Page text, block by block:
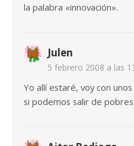
la palabra «innovación».
Julen
5 febrero 2008 a las
Yo allí estaré, voy con
si podemos salir de